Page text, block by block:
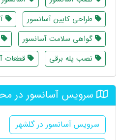
طراحی کابین آسانسور
گواهی سلامت آسانسور
نصب پله برقی
قطعات
سرویس آسانسور در
سرویس آسانسور در گلشهر